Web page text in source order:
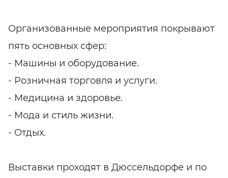
Организованные мероприятия покрывают
пять основных сфер:
- Машины и оборудование.
- Розничная торговля и услуги.
- Медицина и здоровье.
- Мода и стиль жизни.
- Отдых.
Выставки проходят в Дюссельдорфе и по